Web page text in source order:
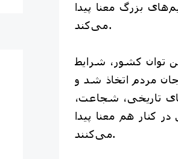
بزرگ معنا پیدا
می‌کند.
توان کشور، شرایط
مردم اتخاذ شد و
تاریخی، شجاعت،
کنار هم معنا پیدا
می‌کنند.